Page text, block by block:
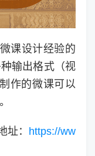
课设计经验的
输出格式（视
作的微课可以
址： https://ww